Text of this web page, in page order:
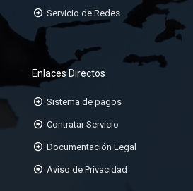
PATCHPANEL DE 24 Ó 48 PUERTOS
RACK DE 19
Servicio de Redes
Enlaces Directos
Sistema de pagos
Contratar Servicio
Documentación Legal
Aviso de Privacidad